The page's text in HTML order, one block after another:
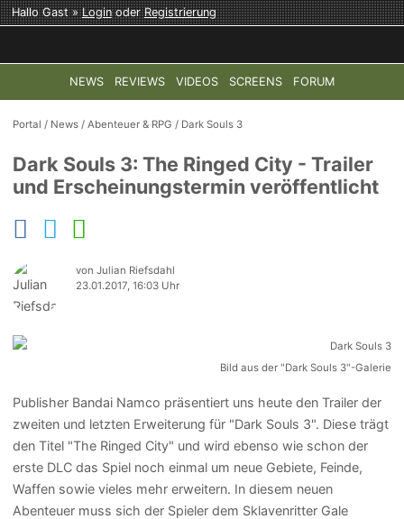
Hallo Gast »LoginoderRegistrierung
NEWS REVIEWS VIDEOS SCREENS FORUM
TOP-THEMEN: COD: MODERN WARFARE 4 HALO:
Portal / News /Abenteuer & RPG / Dark Souls 3
Dark Souls 3: The Ringed City - Trailer
und Erscheinungstermin veröffentlicht
von Julian Riefsdahl
23.01.2017, 16:03 Uhr
Bild aus der "Dark Souls 3"-Galerie
Publisher Bandai Namco präsentiert uns heute den Trailer der
zweiten und letzten Erweiterung für "Dark Souls 3". Diese trägt
den Titel "The Ringed City" und wird ebenso wie schon der
erste DLC das Spiel noch einmal um neue Gebiete, Feinde,
Waffen sowie vieles mehr erweitern. In diesem neuen
Abenteuer muss sich der Spieler dem Sklavenritter Gale